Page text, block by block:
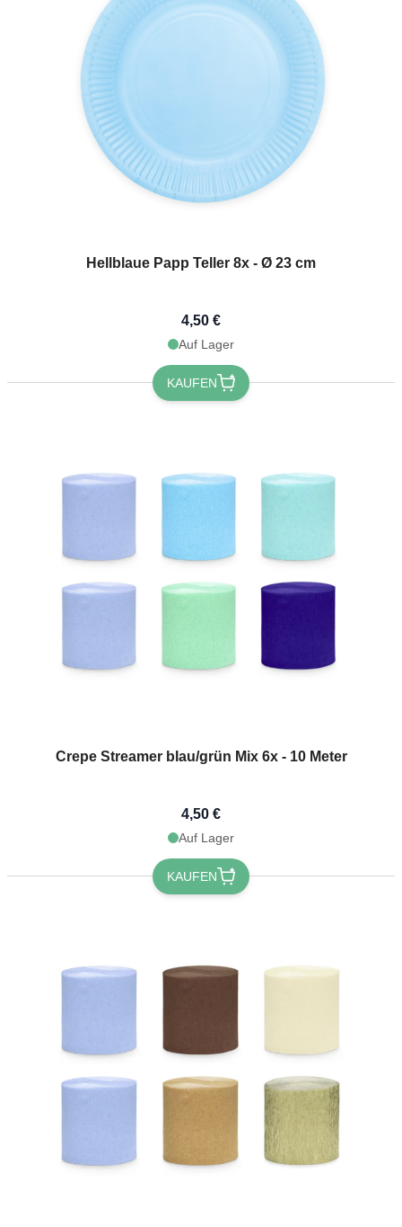
Hellblaue Papp Teller 8x - Ø 23 cm
4,50 €
Auf Lager
KAUFEN
Crepe Streamer blau/grün Mix 6x - 10 Meter
4,50 €
Auf Lager
KAUFEN